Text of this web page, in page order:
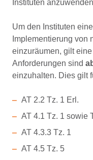
Instituten
Um den Instituten
Implementierung von
einzuräumen, gilt
Anforderungen sind
einzuhalten. Dies gilt
AT 2.2 Tz. 1 Erl.
AT 4.1 Tz. 1 sowie
AT 4.3.3 Tz. 1
AT 4.5 Tz. 5